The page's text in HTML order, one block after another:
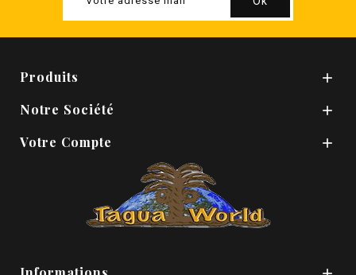
Produits 
Notre Société 
Votre Compte 